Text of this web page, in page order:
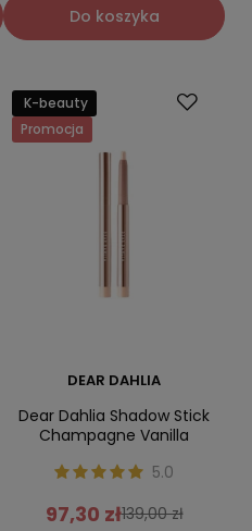
Do koszyka
K-beauty
Promocja
DEAR DAHLIA
Dear Dahlia Shadow Stick
Champagne Vanilla
5.0
97,30 zł139,00 zł